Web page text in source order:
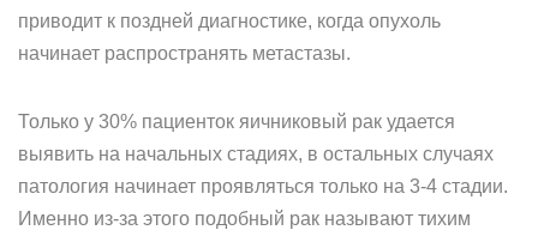
приводит к поздней диагностике, когда опухоль
начинает распространять метастазы.
Только у 30% пациенток яичниковый рак удается
выявить на начальных стадиях, в остальных случаях
патология начинает проявляться только на 3-4 стадии.
Именно из-за этого подобный рак называют тихим